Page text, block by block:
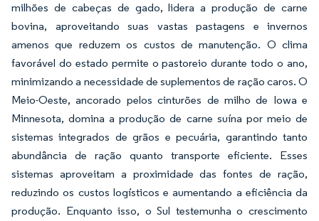
milhões de cabeças de gado, lidera a produção de carne
bovina, aproveitando suas vastas pastagens e invernos
amenos que reduzem os custos de manutenção. O clima
favorável do estado permite o pastoreio durante todo o ano,
minimizando a necessidade de suplementos de ração caros. O
Meio-Oeste, ancorado pelos cinturões de milho de Iowa e
Minnesota, domina a produção de carne suína por meio de
sistemas integrados de grãos e pecuária, garantindo tanto
abundância de ração quanto transporte eficiente. Esses
sistemas aproveitam a proximidade das fontes de ração,
reduzindo os custos logísticos e aumentando a eficiência da
produção. Enquanto isso, o Sul testemunha o crescimento